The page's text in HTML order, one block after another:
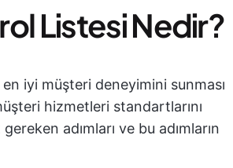
Listesi Nedir?
iyi müşteri deneyimini sunması
hizmetleri standartlarını
adımları ve bu adımların